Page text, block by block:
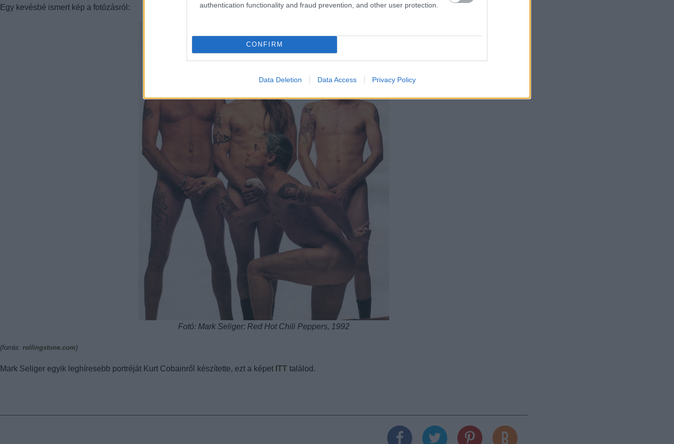
authentication functionality and fraud prevention, and other user protection.
CONFIRM
Data Deletion Data Access Privacy Policy
Egy kevésbé ismert kép a fotózásról:
Fotó: Mark Seliger: Red Hot Chili Peppers, 1992
(forrás: rollingstone.com)
Mark Seliger egyik leghíresebb portréját Kurt Cobainről készítette, ezt a képet ITT találod.